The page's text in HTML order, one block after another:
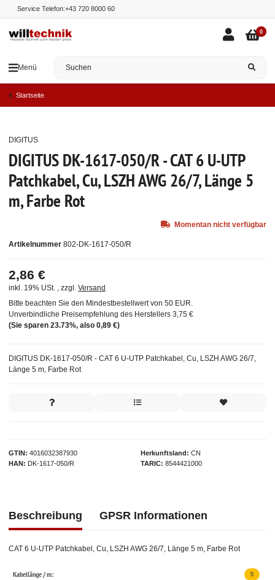
Service Telefon:+43 720 8000 60
Menü
0
Startseite
DIGITUS DK-1617-050/R - CAT 6 U-UTP
Patchkabel, Cu, LSZH AWG 26/7, Länge 5
m, Farbe Rot
Artikelnummer 802-DK-1617-050/R
GTIN 4016032387930
HAN
DK-1617-050/R
Herkunftsland
CN
TARIC
8544421000
DIGITUS
DIGITUS DK-1617-050/R - CAT 6 U-UTP Patchkabel, Cu, LSZH AWG 26/7,
Länge 5 m, Farbe Rot
2,86 €
inkl. 19% USt. , zzgl. Versand
Bitte beachten Sie den Mindestbestellwert von 50 EUR.
Unverbindliche Preisempfehlung des Herstellers 3,75 €
(Sie sparen 23.73%, also 0,89 €)
Momentan nicht verfügbar
Beschreibung GPSR Informationen
CAT 6 U-UTP Patchkabel, Cu, LSZH AWG 26/7, Länge 5 m, Farbe Rot
Kabellänge / m: 5